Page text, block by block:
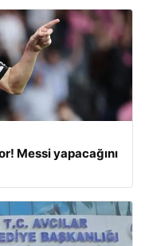
Messi yapacağını